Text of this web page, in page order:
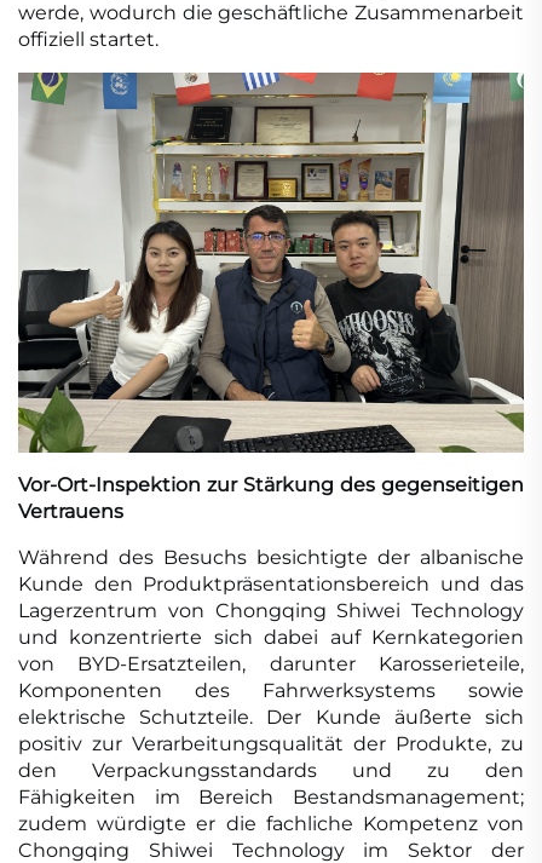
werde, wodurch die geschäftliche Zusammenarbeit
offiziell startet.
Vor-Ort-Inspektion zur Stärkung des gegenseitigen
Vertrauens
Während des Besuchs besichtigte der albanische
Kunde den Produktpräsentationsbereich und das
Lagerzentrum von Chongqing Shiwei Technology
und konzentrierte sich dabei auf Kernkategorien
von BYD-Ersatzteilen, darunter Karosserieteile,
Komponenten des Fahrwerksystems sowie
elektrische Schutzteile. Der Kunde äußerte sich
positiv zur Verarbeitungsqualität der Produkte, zu
den Verpackungsstandards und zu den
Fähigkeiten im Bereich Bestandsmanagement;
zudem würdigte er die fachliche Kompetenz von
Chongqing Shiwei Technology im Sektor der